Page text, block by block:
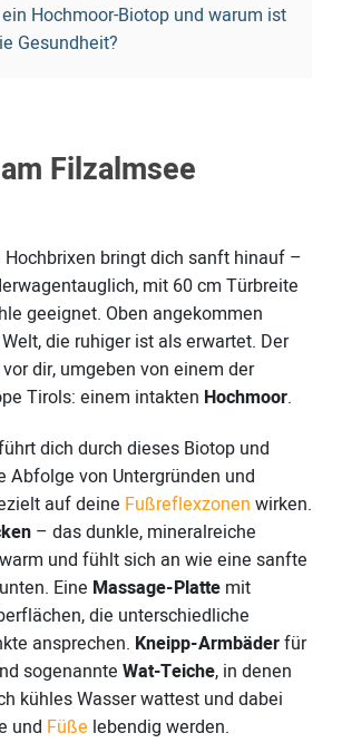
Hochmoor-Biotop und warum ist
Gesundheit?
Filzalmsee
Hochbrixen bringt dich sanft hinauf –
mit 60 cm Türbreite
geeignet. Oben angekommen
die ruhiger ist als erwartet. Der
dir, umgeben von einem der
Tirols: einem intakten Hochmoor.
dich durch dieses Biotop und
Abfolge von Untergründen und
auf deine Fußreflexzonen wirken.
– das dunkle, mineralreiche
und fühlt sich an wie eine sanfte
Eine Massage-Plattemit
die unterschiedliche
ansprechen. Kneipp-Armbäderfür
sogenannte Wat-Teiche, in denen
kühles Wasser wattest und dabei
und Füße lebendig werden.